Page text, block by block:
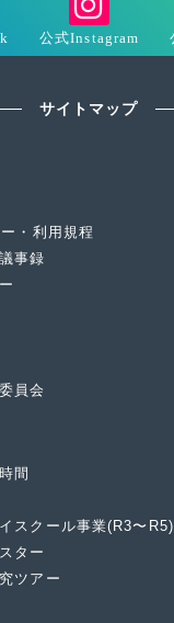
ー
サイトマップ
・利用規程
事録
員会
間
スクール事業(R3〜R5)
ター
ツアー